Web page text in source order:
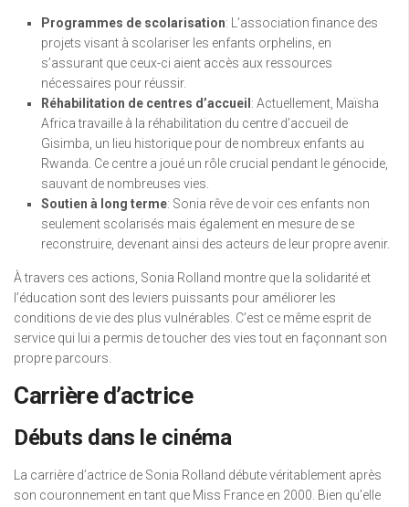
Programmes de scolarisation: L’association finance des
projets visant à scolariser les enfants orphelins, en
s’assurant que ceux-ci aient accès aux ressources
nécessaires pour réussir.
Réhabilitation de centres d’accueil : Actuellement, Maïsha
Africa travaille à la réhabilitation du centre d’accueil de
Gisimba, un lieu historique pour de nombreux enfants au
Rwanda. Ce centre a joué un rôle crucial pendant le génocide,
sauvant de nombreuses vies.
Soutien à long terme: Sonia rêve de voir ces enfants non
seulement scolarisés mais également en mesure de se
reconstruire, devenant ainsi des acteurs de leur propre avenir.
À travers ces actions, Sonia Rolland montre que la solidarité et
l’éducation sont des leviers puissants pour améliorer les
conditions de vie des plus vulnérables. C’est ce même esprit de
service qui lui a permis de toucher des vies tout en façonnant son
propre parcours.
Carrière d’actrice
Débuts dans le cinéma
La carrière d’actrice de Sonia Rolland débute véritablement après
son couronnement en tant que Miss France en 2000. Bien qu’elle